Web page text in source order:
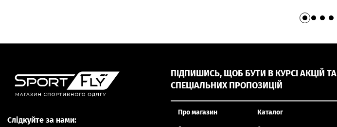
Слідкуйте за нами:
ПІДПИШИСЬ, ЩОБ БУТИ В КУРСІ АКЦІЙ ТА
СПЕЦІАЛЬНИХ ПРОПОЗИЦІЙ
Про магазин Каталог